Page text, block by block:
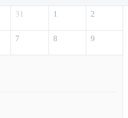
31 1 2
7 8 9